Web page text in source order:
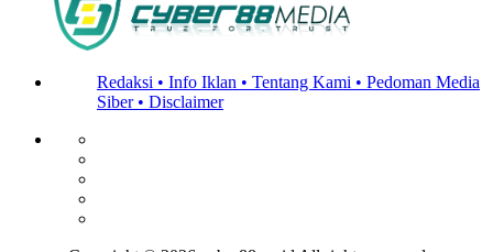
Redaksi • Info Iklan • Tentang Kami • Pedoman Media
Siber • Disclaimer